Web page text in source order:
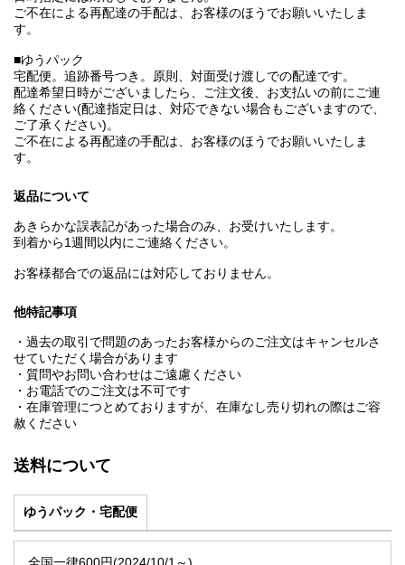
ご不在による再配達の手配は、お客様のほうでお願いいたしま
す。
■ゆうパック
宅配便。追跡番号つき。原則、対面受け渡しでの配達です。
配達希望日時がございましたら、ご注文後、お支払いの前にご連
絡ください(配達指定日は、対応できない場合もございますので、
ご了承ください)。
ご不在による再配達の手配は、お客様のほうでお願いいたしま
す。
返品について
あきらかな誤表記があった場合のみ、お受けいたします。
到着から1週間以内にご連絡ください。
お客様都合での返品には対応しておりません。
他特記事項
・過去の取引で問題のあったお客様からのご注文はキャンセルさ
せていただく場合があります
・質問やお問い合わせはご遠慮ください
・お電話でのご注文は不可です
・在庫管理につとめておりますが、在庫なし売り切れの際はご容
赦ください
送料について
ゆうパック・宅配便